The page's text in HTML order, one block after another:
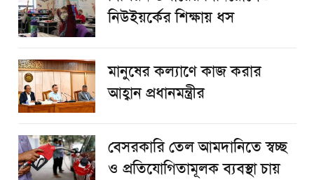
নিউইয়র্কের শিক্ষায় ধস
মানুষের কল্যাণে কাজ করার
আহ্বান প্রধানমন্ত্রীর
বেসরকারি তেল আমদানিতে স্বচ্ছ
ও প্রতিযোগিতামূলক ব্যবস্থা চায়